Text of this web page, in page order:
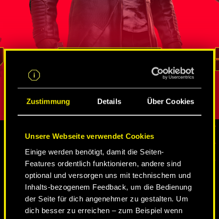
Zustimmung Details Über Cookies
Unsere Webseite verwendet Cookies
Einige werden benötigt, damit die Seiten-
Features ordentlich funktionieren, andere sind
optional und versorgen uns mit technischem und
Inhalts-bezogenem Feedback, um die Bedienung
der Seite für dich angenehmer zu gestalten. Um
dich besser zu erreichen – zum Beispiel wenn
– in
je
Geheimmissionen unter Beweis gestellt
hat. Niemand kann besser als er auf
zahlreiche Netze von Spionen
und Netrunnern
zugreifen, Informationen
Orte durchdringen. Seine Loyalität und
sein Pflichtbewusstsein bestimmen all
wurde
Federal
rekrutiert.
verbessert
Rolle
MEDIEN
CYBERPUNK 2077